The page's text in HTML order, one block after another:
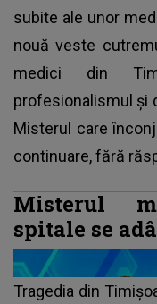
subite ale unor
nouă veste
medici din
profesionalismul și
Misterul care
continuare, fără
Misterul
spitale se
Tragedia din